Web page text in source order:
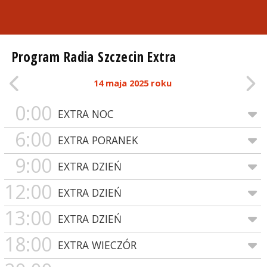
Program Radia Szczecin Extra
14 maja 2025 roku
0:00 EXTRA NOC
6:00 EXTRA PORANEK
9:00 EXTRA DZIEŃ
12:00 EXTRA DZIEŃ
13:00 EXTRA DZIEŃ
18:00 EXTRA WIECZÓR